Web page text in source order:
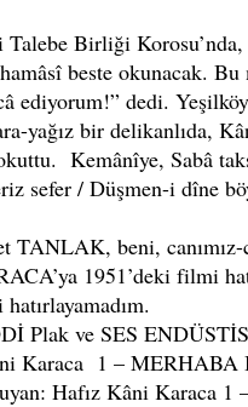
Birliği
beste okunacak.
ediyorum!” dedi.
yağız bir delikanlıda,
Kemânîye, Sabâ
sefer / Düşmen-i
beni,
1951’deki filmi
Plak ve SES
Karaca 1 –
Hafız Kâni